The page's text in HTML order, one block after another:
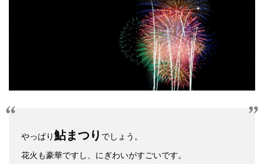
やっぱり鮎まつり でしょう。
花火も豪華ですし、にぎわいがすごいです。